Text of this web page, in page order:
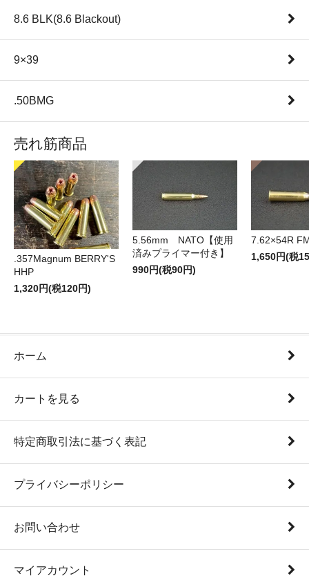
8.6 BLK(8.6 Blackout)
9×39
.50BMG
売れ筋商品
.357Magnum BERRY'S
HHP
1,320円(税120円)
5.56mm NATO【使用
済みプライマー付き】
990円(税90円)
7.62×54R
1,650円(税
ホーム
カートを見る
特定商取引法に基づく表記
プライバシーポリシー
お問い合わせ
マイアカウント